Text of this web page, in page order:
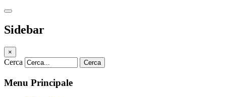
Sidebar
×
Cerca Cerca
Menu Principale